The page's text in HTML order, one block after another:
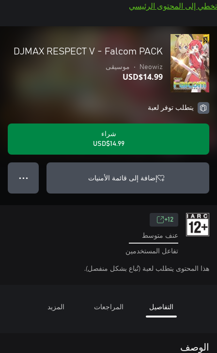
تخطي إلى المحتوى الرئيسي
DJMAX RESPECT V - Falcom PACK
Neowiz
• موسيقى
USD$14.99
يتطلب توفر لعبة
شراء
USD$14.99
إضافة إلى قائمة الأمنيات ● ● ●
12+
عنف متوسط
تفاعل المستخدمين
هذا المحتوى يتطلب لعبة (تُباع بشكل منفصل).
التفاصيل المراجعات المزيد
الوصف